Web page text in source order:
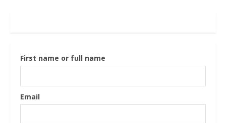
First name or full name
Email